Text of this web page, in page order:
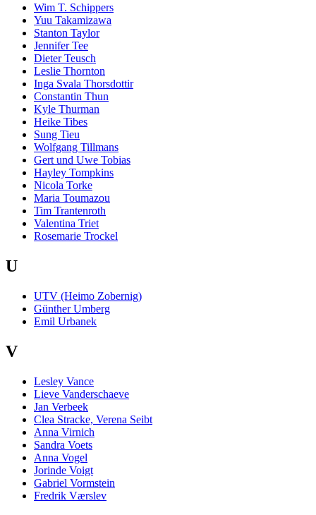
Wim T. Schippers
Yuu Takamizawa
Stanton Taylor
Jennifer Tee
Dieter Teusch
Leslie Thornton
Inga Svala Thorsdottir
Constantin Thun
Kyle Thurman
Heike Tibes
Sung Tieu
Wolfgang Tillmans
Gert und Uwe Tobias
Hayley Tompkins
Nicola Torke
Maria Toumazou
Tim Trantenroth
Valentina Triet
Rosemarie Trockel
U
UTV (Heimo Zobernig)
Günther Umberg
Emil Urbanek
V
Lesley Vance
Lieve Vanderschaeve
Jan Verbeek
Clea Stracke, Verena Seibt
Anna Virnich
Sandra Voets
Anna Vogel
Jorinde Voigt
Gabriel Vormstein
Fredrik Værslev